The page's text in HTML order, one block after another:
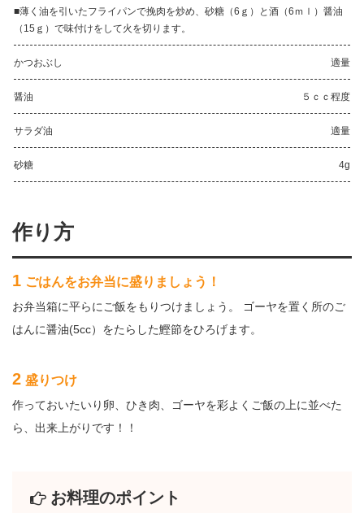
■薄く油を引いたフライパンで挽肉を炒め、砂糖（6ｇ）と酒（6ｍｌ）醤油
（15ｇ）で味付けをして火を切ります。
かつおぶし 適量
醤油 ５ｃｃ程度
サラダ油 適量
砂糖 4g
作り方
1 ごはんをお弁当に盛りましょう！
お弁当箱に平らにご飯をもりつけましょう。 ゴーヤを置く所のご
はんに醤油(5cc）をたらした鰹節をひろげます。
2 盛りつけ
作っておいたいり卵、ひき肉、ゴーヤを彩よくご飯の上に並べた
ら、出来上がりです！！
お料理のポイント